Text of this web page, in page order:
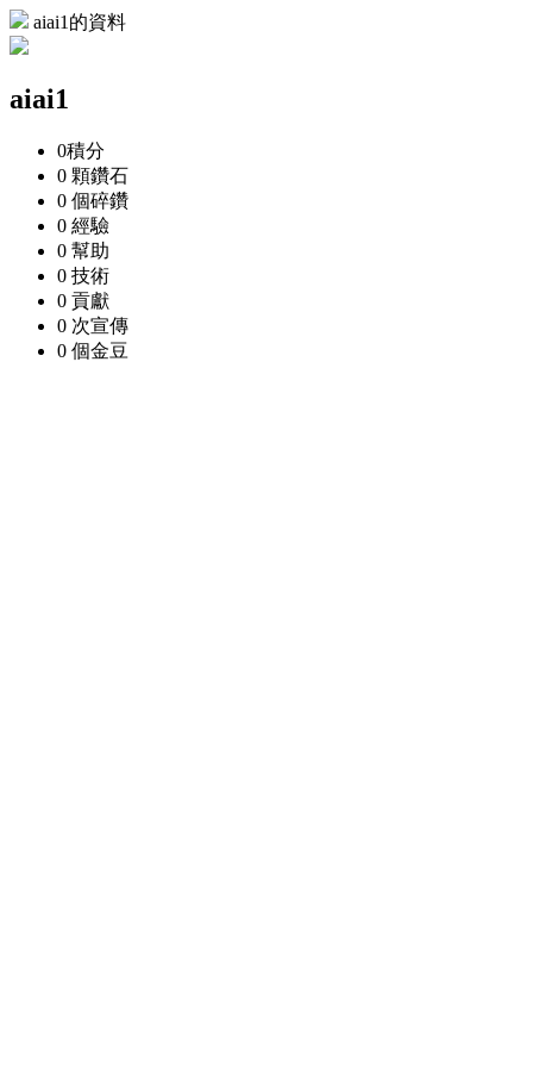
aiai1的資料
aiai1
0積分
0 顆鑽石
0 個碎鑽
0 經驗
0 幫助
0 技術
0 貢獻
0 次宣傳
0 個金豆